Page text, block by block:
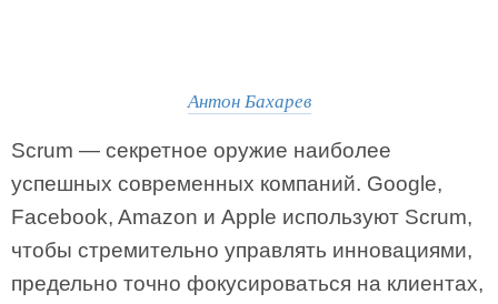
Антон Бахарев
Scrum — секретное оружие наиболее
успешных современных компаний. Google,
Facebook, Amazon и Apple используют Scrum,
чтобы стремительно управлять инновациями,
предельно точно фокусироваться на клиентах,